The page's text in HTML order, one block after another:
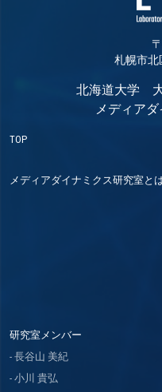
札幌市北
北海道大学
メディア
TOP
メディアダイナミクス研究室と
研究室メンバー
長谷山 美紀
小川 貴弘